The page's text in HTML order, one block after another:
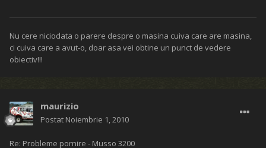
Nu cere niciodata o parere despre o masina cuiva care are masina,
ci cuiva care a avut-o, doar asa vei obtine un punct de vedere
obiectiv!!!
maurizio
Postat Noiembrie 1, 2010
Re: Probleme pornire - Musso 3200